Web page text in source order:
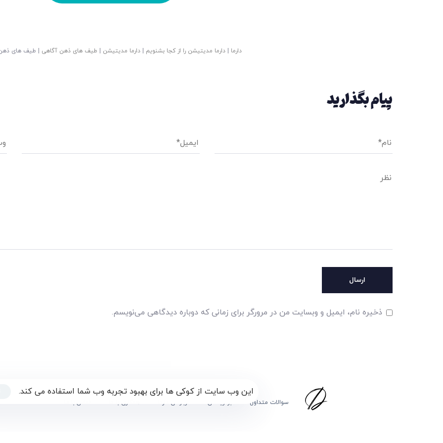
دارما |دارما مدیتیشن را از کجا بشنویم |دارما مدیتیشن طیف های ذهن آگاهی طیف های
پیام بگذارید
ذخیره نام، ایمیل و وبسایت من در مرورگر برای زمانی که دوباره دیدگاهی می‌نویسم.
سوالات متداول برگزیدگان درباره ی دارما همکاری با ما تماس با ما
این وب سایت از کوکی ها برای بهبود تجربه وب شما استفاده می کند.